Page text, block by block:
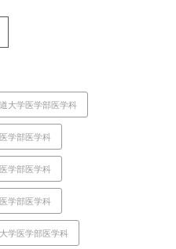
大学医学部医学科
学部医学科
学部医学科
学部医学科
学医学部医学科